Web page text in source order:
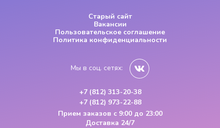
Старый сайт
Вакансии
Пользовательское соглашение
Политика конфиденциальности
Мы в соц. сетях:
+7 (812) 313-20-38
+7 (812) 973-22-88
Прием заказов с 9:00 до 23:00
Доставка 24/7